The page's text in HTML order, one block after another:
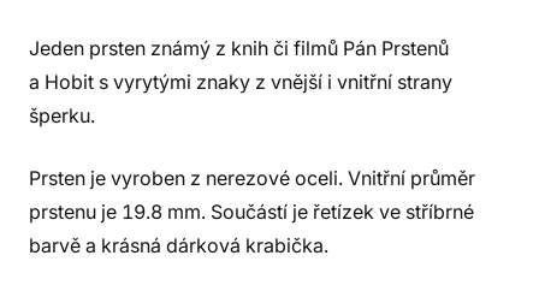
Jeden prsten známý z knih či filmů Pán Prstenů
a Hobit s vyrytými znaky z vnější i vnitřní strany
šperku.
Prsten je vyroben z nerezové oceli. Vnitřní průměr
prstenu je 19.8 mm. Součástí je řetízek ve stříbrné
barvě a krásná dárková krabička.